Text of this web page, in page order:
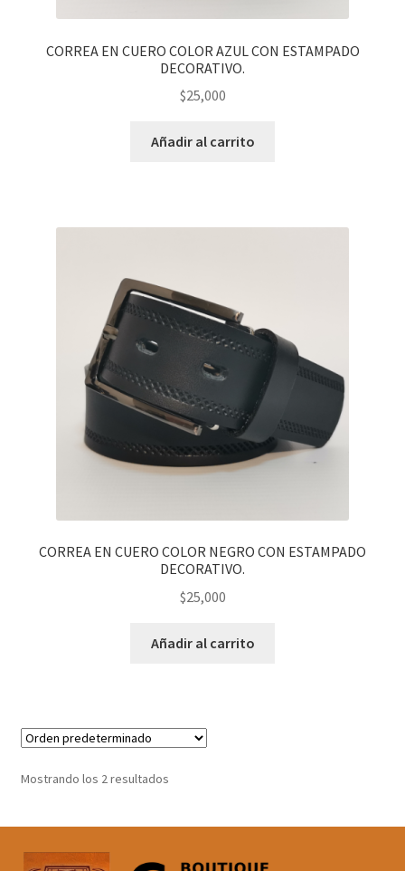
CORREA EN CUERO COLOR AZUL CON ESTAMPADO
DECORATIVO.
$25,000
Añadir al carrito
CORREA EN CUERO COLOR NEGRO CON ESTAMPADO
DECORATIVO.
$25,000
Añadir al carrito
Mostrando los 2 resultados